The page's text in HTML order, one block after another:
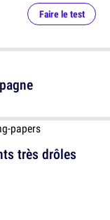
très drôles
Faire le test